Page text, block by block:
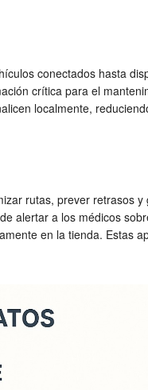
conectados hasta
crítica para el
localmente,
rutas, prever retrasos
alertar a los médicos
en la tienda. Estas